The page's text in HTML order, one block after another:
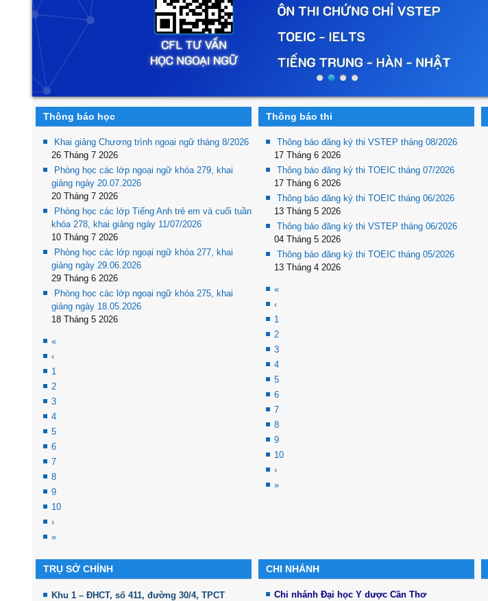
Thông báo học
Khai giảng Chương trình ngoại ngữ tháng 8/2026
26 Tháng 7 2026
Phòng học các lớp ngoại ngữ khóa 279, khai
giảng ngày 20.07.2026
20 Tháng 7 2026
Phòng học các lớp Tiếng Anh trẻ em và cuối tuần
khóa 278, khai giảng ngày 11/07/2026
10 Tháng 7 2026
Phòng học các lớp ngoại ngữ khóa 277, khai
giảng ngày 29.06.2026
29 Tháng 6 2026
Phòng học các lớp ngoại ngữ khóa 275, khai
giảng ngày 18.05.2026
18 Tháng 5 2026
«
‹
1
2
3
4
5
6
7
8
9
10
›
»
Thông báo thi
Thông báo đăng ký thi VSTEP tháng 08/2026
17 Tháng 6 2026
Thông báo đăng ký thi TOEIC tháng 07/2026
17 Tháng 6 2026
Thông báo đăng ký thi TOEIC tháng 06/2026
13 Tháng 5 2026
Thông báo đăng ký thi VSTEP tháng 06/2026
04 Tháng 5 2026
Thông báo đăng ký thi TOEIC tháng 05/2026
13 Tháng 4 2026
«
‹
1
2
3
4
5
6
7
8
9
10
›
»
TRỤ SỞ CHÍNH
Khu 1 – ĐHCT, số 411, đường 30/4, TPCT
CHI NHÁNH
Chi nhánh Đại học Y dược Cần Thơ